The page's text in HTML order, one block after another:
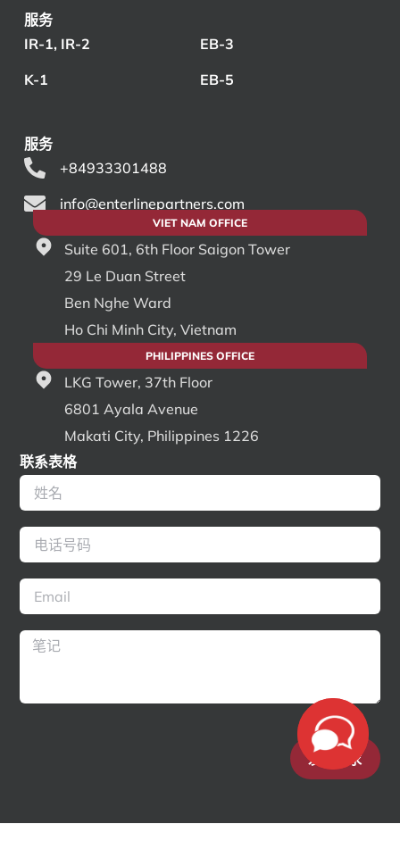
服务
IR-1, IR-2
K-1
EB-3
EB-5
服务
+84933301488
info@enterlinepartners.com
VIET NAM OFFICE
Suite 601, 6th Floor Saigon Tower
29 Le Duan Street
Ben Nghe Ward
Ho Chi Minh City, Vietnam
PHILIPPINES OFFICE
LKG Tower, 37th Floor
6801 Ayala Avenue
Makati City, Philippines 1226
联系表格
发送请求